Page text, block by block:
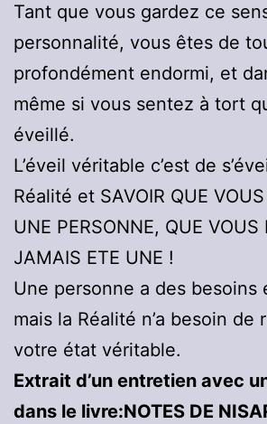
Tant que vous gardez ce
personnalité, vous êtes de
profondément endormi, et
même si vous sentez à tort
éveillé.
L’éveil véritable c’est de
Réalité et SAVOIR QUE VOUS
UNE PERSONNE, QUE VOUS
JAMAIS ETE UNE !
Une personne a des besoins
mais la Réalité n’a besoin de
votre état véritable.
Extrait d’un entretien avec
dans le livre:NOTES DE